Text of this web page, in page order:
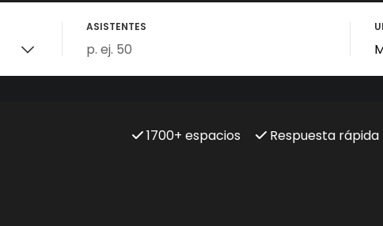
ASISTENTES
1700+ espacios Respuesta rápida